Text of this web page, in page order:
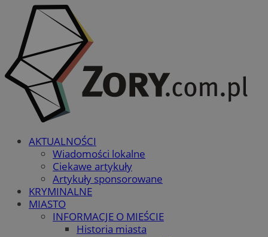
AKTUALNOŚCI
Wiadomości lokalne
Ciekawe artykuły
Artykuły sponsorowane
KRYMINALNE
MIASTO
INFORMACJE O MIEŚCIE
Historia miasta